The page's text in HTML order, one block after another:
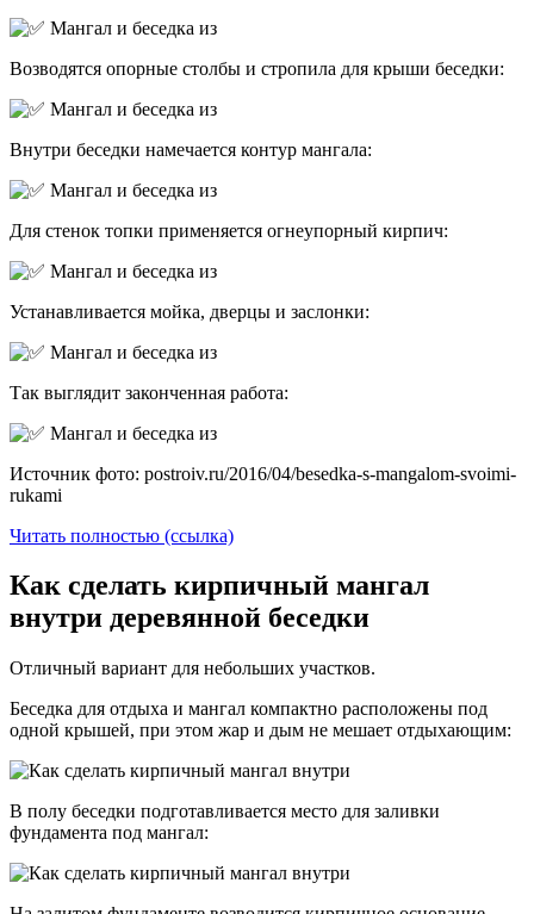
Возводятся опорные столбы и стропила для крыши беседки:
Внутри беседки намечается контур мангала:
Для стенок топки применяется огнеупорный кирпич:
Устанавливается мойка, дверцы и заслонки:
Так выглядит законченная работа:
Источник фото: postroiv.ru/2016/04/besedka-s-mangalom-svoimi-
rukami
Читать полностью (ссылка)
Как сделать кирпичный мангал
внутри деревянной беседки
Отличный вариант для небольших участков.
Беседка для отдыха и мангал компактно расположены под
одной крышей, при этом жар и дым не мешает отдыхающим:
В полу беседки подготавливается место для заливки
фундамента под мангал: